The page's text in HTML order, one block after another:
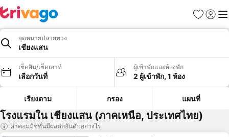
รายการโป
เข้าสู่ร
เมนู
จุดหมายปลายทาง
เชียงแสน
เช็คอิน/เช็คเอาท์
เลือกวันที่
ผู้เข้าพักและห้องพัก
2 ผู้เข้าพัก, 1 ห้อง
เรียงตาม กรอง แผนที่
โรงแรมใน เชียงแสน (ภาคเหนือ, ประเทศไทย)
ค่าคอมมิชชั่นมีผลต่ออันดับอย่างไร